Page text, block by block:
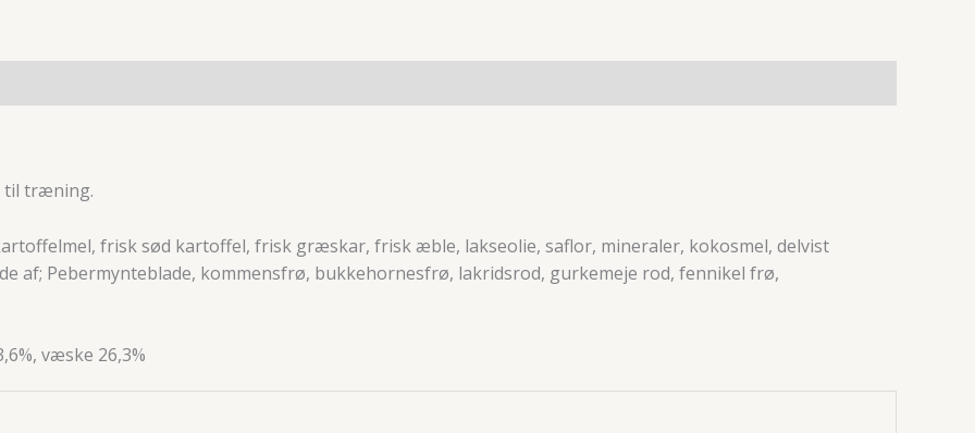
til træning.
frisk sød kartoffel, frisk græskar, frisk æble, lakseolie, saflor, mineraler, kokosmel, delvist
af; Pebermynteblade, kommensfrø, bukkehornesfrø, lakridsrod, gurkemeje rod, fennikel frø,
væske 26,3%